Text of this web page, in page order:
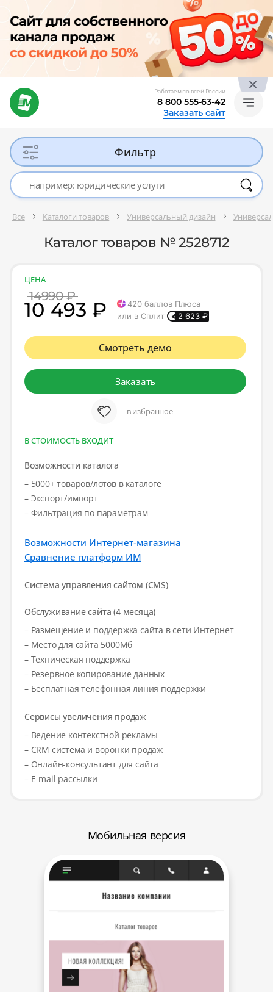
Работаем по всей России
8 800 555-63-42
Заказать сайт
Фильтр
Все Каталоги товаров Универсальный дизайн
Каталог товаров № 2528712
ЦЕНА
14990 ₽
10 493 ₽ 420баллов Плюса
или в Сплит
2 623₽
Смотреть демо
Заказать
— в избранное
В СТОИМОСТЬ ВХОДИТ
Возможности каталога
– 5000+ товаров/лотов в каталоге
– Экспорт/импорт
– Фильтрация по параметрам
Возможности Интернет-магазина
Сравнение платформ ИМ
Система управления сайтом (CMS)
Обслуживание сайта (4 месяца)
– Размещение и поддержка сайта в сети Интернет
– Место для сайта 5000Мб
– Техническая поддержка
– Резервное копирование данных
– Бесплатная телефонная линия поддержки
Сервисы увеличения продаж
– Ведение контекстной рекламы
– CRM система и воронки продаж
– Онлайн-консультант для сайта
– E-mail рассылки
Мобильная версия